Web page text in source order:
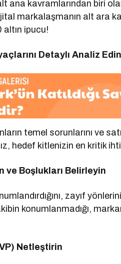
ana kavramlarından biri
markalaşmanın alt ara
altın ipucu!
Detaylı Analiz Edin
temel sorunlarını ve
hedef kitlenizin en kritik
ve Boşlukları Belirleyin
zayıf
konumlanmadığı,
Netleştirin